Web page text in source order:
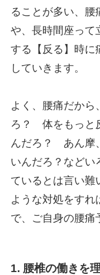
ることが多い、腰
や、長時間座って
する【反る】時に
していきます。
よく、腰痛だから
ろ？ 体をもっと
んだろ？ あん摩
いんだろ？などい
ているとは言い難
ような対処をすれ
で、ご自身の腰痛
1. 腰椎の働きを